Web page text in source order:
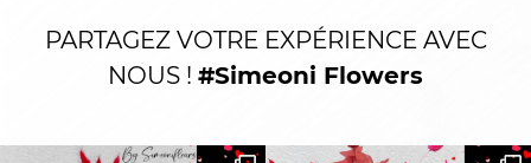
PARTAGEZ VOTRE EXPÉRIENCE AVEC
NOUS ! #Simeoni Flowers